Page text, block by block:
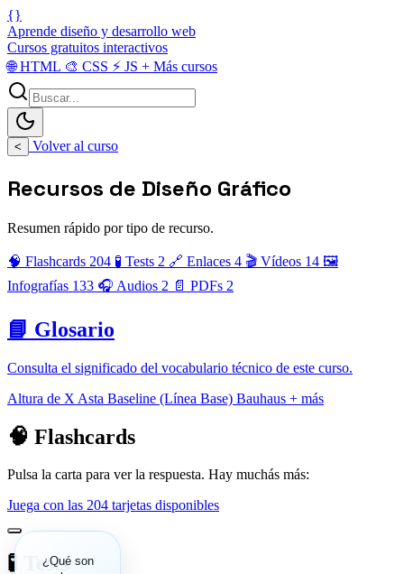
{}
Aprende diseño y desarrollo web
Cursos gratuitos interactivos
🌐HTML 🎨 CSS ⚡ JS + Más cursos
< Volver al curso
Recursos de Diseño Gráfico
Resumen rápido por tipo de recurso.
🧠 Flashcards 204 🧪 Tests 2 🔗 Enlaces 4 🎬 Vídeos 14 🖼️
Infografías 133 🎧 Audios 2 📄 PDFs 2
📘 Glosario
Consulta el significado del vocabulario técnico de este curso.
Altura de X Asta Baseline (Línea Base) Bauhaus + más
🧠 Flashcards
Pulsa la carta para ver la respuesta. Hay muchás más:
Juega con las 204 tarjetas disponibles
¿Qué son
Representaciones
🧪 Tests